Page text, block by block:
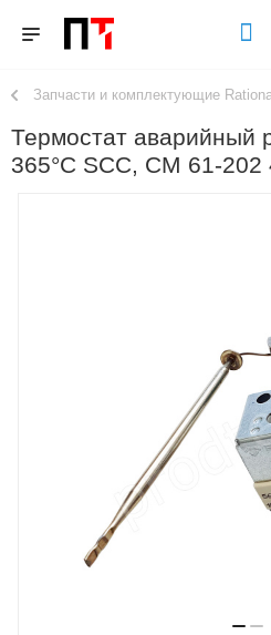
Запчасти и комплектующие
Термостат аварийный
365°C SCC, CM 61-